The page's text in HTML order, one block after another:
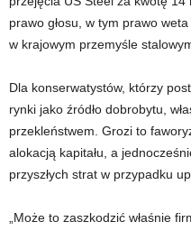
prawo głosu, w tym prawo
w krajowym przemyśle
Dla konserwatystów, którzy
rynki jako źródło dobrobytu,
przekleństwem. Grozi to
alokacją kapitału, a
przyszłych strat w przypadku
„Może to zaszkodzić właśnie